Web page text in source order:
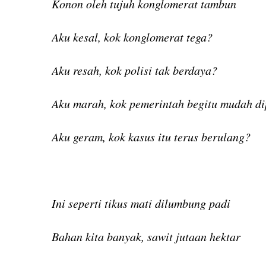
Konon oleh tujuh konglomerat tambun
Aku kesal, kok konglomerat tega?
Aku resah, kok polisi tak berdaya?
Aku marah, kok pemerintah begitu mudah
Aku geram, kok kasus itu terus berulang?
Ini seperti tikus mati dilumbung padi
Bahan kita banyak, sawit jutaan hektar